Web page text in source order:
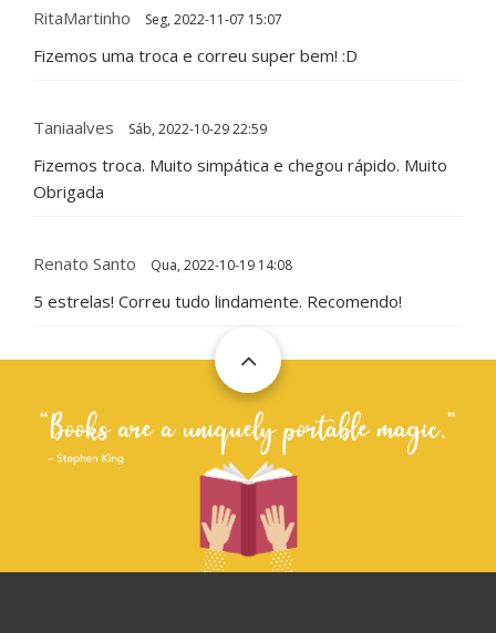
RitaMartinho Seg, 2022-11-07 15:07
Fizemos uma troca e correu super bem! :D
Taniaalves Sáb, 2022-10-29 22:59
Fizemos troca. Muito simpática e chegou rápido. Muito
Obrigada
Renato Santo Qua, 2022-10-19 14:08
5 estrelas! Correu tudo lindamente. Recomendo!